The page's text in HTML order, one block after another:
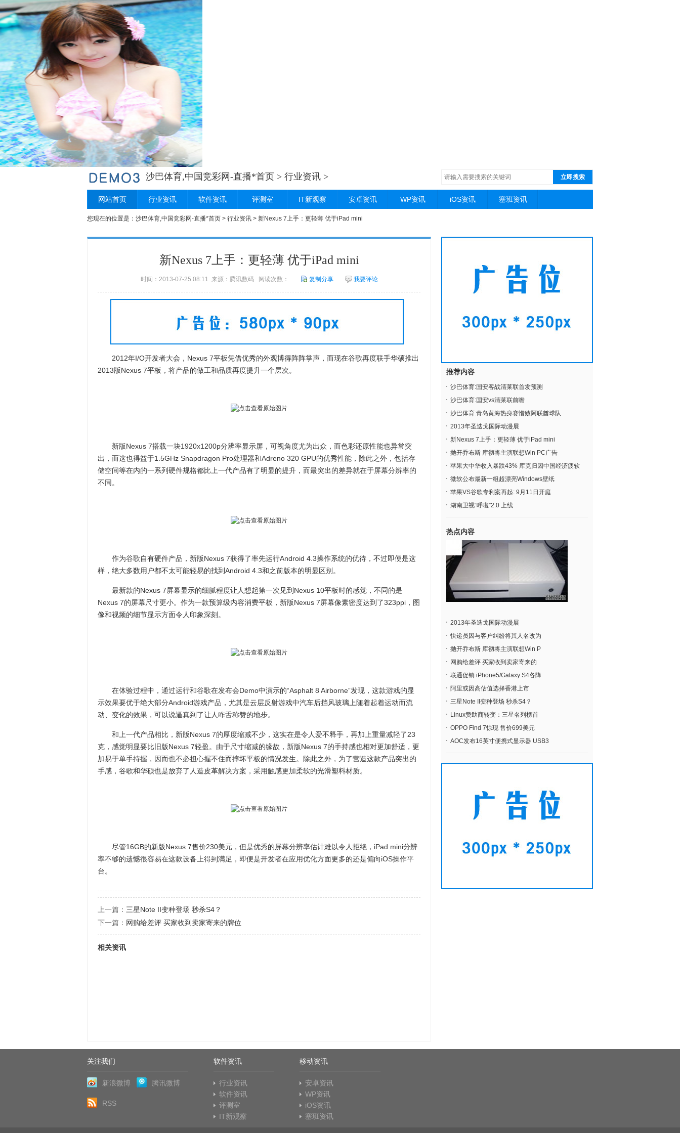
沙巴体育,中国竞彩网-直播*首页 > 行业资讯 > 立即搜索
网站首页 行业资讯 软件资讯 评测室 IT新观察 安卓资讯 WP资讯 iOS资讯 塞班资讯
您现在的位置是： 沙巴体育,中国竞彩网-直播*首页 > 行业资讯 > 新Nexus 7上手：更轻薄 优于iPad mini
新Nexus 7上手：更轻薄 优于iPad mini
时间：2013-07-25 08:11 来源：腾讯数码 阅读次数： 复制分享 我要评论
2012年I/O开发者大会，Nexus 7平板凭借优秀的外观博得阵阵掌声，而现在谷歌再度联手华硕推出
2013版Nexus 7平板，将产品的做工和品质再度提升一个层次。
新版Nexus 7搭载一块1920x1200p分辨率显示屏，可视角度尤为出众，而色彩还原性能也异常突
出，而这也得益于1.5GHz Snapdragon Pro处理器和Adreno 320 GPU的优秀性能，除此之外，包括存
储空间等在内的一系列硬件规格都比上一代产品有了明显的提升，而最突出的差异就在于屏幕分辨率的
不同。
作为谷歌自有硬件产品，新版Nexus 7获得了率先运行Android 4.3操作系统的优待，不过即便是这
样，绝大多数用户都不太可能轻易的找到Android 4.3和之前版本的明显区别。
最新款的Nexus 7屏幕显示的细腻程度让人想起第一次见到Nexus 10平板时的感觉，不同的是
Nexus 7的屏幕尺寸更小。作为一款预算级内容消费平板，新版Nexus 7屏幕像素密度达到了323ppi，图
像和视频的细节显示方面令人印象深刻。
在体验过程中，通过运行和谷歌在发布会Demo中演示的“Asphalt 8 Airborne”发现，这款游戏的显
示效果要优于绝大部分Android游戏产品，尤其是云层反射游戏中汽车后挡风玻璃上随着起着运动而流
动、变化的效果，可以说逼真到了让人咋舌称赞的地步。
和上一代产品相比，新版Nexus 7的厚度缩减不少，这实在是令人爱不释手，再加上重量减轻了23
克，感觉明显要比旧版Nexus 7轻盈。由于尺寸缩减的缘故，新版Nexus 7的手持感也相对更加舒适，更
加易于单手持握，因而也不必担心握不住而摔坏平板的情况发生。除此之外，为了营造这款产品突出的
手感，谷歌和华硕也是放弃了人造皮革解决方案，采用触感更加柔软的光滑塑料材质。
尽管16GB的新版Nexus 7售价230美元，但是优秀的屏幕分辨率估计难以令人拒绝，iPad mini分辨
率不够的遗憾很容易在这款设备上得到满足，即便是开发者在应用优化方面更多的还是偏向iOS操作平
台。
上一篇： 三星Note II变种登场 秒杀S4？
下一篇： 网购给差评 买家收到卖家寄来的牌位
相关资讯
推荐内容
沙巴体育:国安客战清莱联首发预测
沙巴体育:国安vs清莱联前瞻
沙巴体育:青岛黄海热身赛惜败阿联酋球队
2013年圣迭戈国际动漫展
新Nexus 7上手：更轻薄 优于iPad mini
抛开乔布斯 库彻将主演联想Win PC广告
苹果大中华收入暴跌43% 库克归因中国经济疲软
微软公布最新一组超漂亮Windows壁纸
苹果VS谷歌专利案再起: 9月11日开庭
湖南卫视“呼啦”2.0 上线
热点内容
2013年圣迭戈国际动漫展
快递员因与客户纠纷将其人名改为
抛开乔布斯 库彻将主演联想Win P
网购给差评 买家收到卖家寄来的
联通促销 iPhone5/Galaxy S4各降
阿里或因高估值选择香港上市
三星Note II变种登场 秒杀S4？
Linux赞助商转变：三星名列榜首
OPPO Find 7惊现 售价699美元
AOC发布16英寸便携式显示器 USB3
关注我们
新浪微博 腾讯微博
RSS
软件资讯
行业资讯
软件资讯
评测室
IT新观察
移动资讯
安卓资讯
WP资讯
iOS资讯
塞班资讯